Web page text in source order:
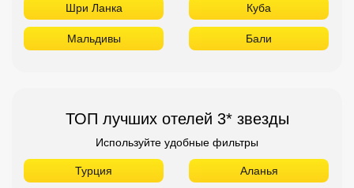
Шри Ланка Куба
Мальдивы Бали
ТОП лучших отелей 3* звезды
Используйте удобные фильтры
Турция Аланья